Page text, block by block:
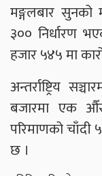
मङ्गलबार
३०० निर्धारण
हजार ५४५ मा
अन्तर्राष्ट्रिय
बजारमा एक
परिमाणको चाँदी
छ ।